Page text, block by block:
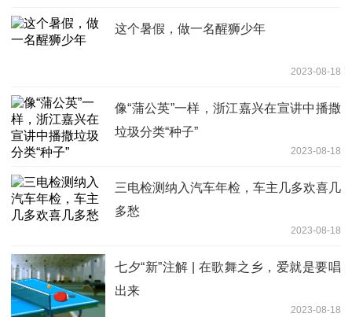
这个暑假，做一名醒狮少年
2023-08-18
像“蒲公英”一样，浙江嘉兴在宣讲中播撒
垃圾分类“种子”
2023-08-18
三电检测纳入汽车年检，车主几多欢喜几
多愁
2023-08-18
七夕“新”注解 | 在歌舞之乡，爱就是要唱
出来
2023-08-18